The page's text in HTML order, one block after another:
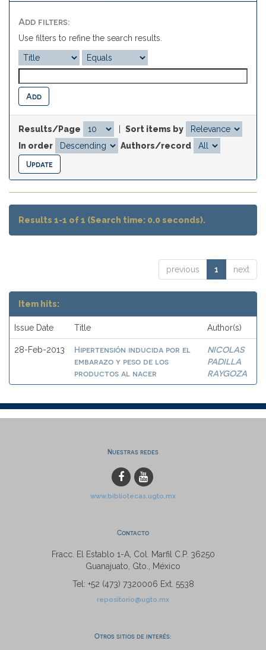
Add filters:
Use filters to refine the search results.
Results/Page
Sort items by
In order
Authors/record
Results 1-1 of 1 (Search time: 0.0 seconds).
previous 1 next
Item hits:
Issue Date Title Author(s)
28-Feb-2013
Hipertensión inducida por el
embarazo y peso de los
productos al nacer
NICOLAS
PADILLA
RAYGOZA
Nuestras redes
www.bibliotecas.ugto.mx
Contacto
Fracc. El Establo 1-A, Col. Marfil C.P. 36250
Guanajuato, Gto., México
Tel: +52 (473) 7320006 Ext. 5538
repositorio@ugto.mx
Otros sitios de interés: